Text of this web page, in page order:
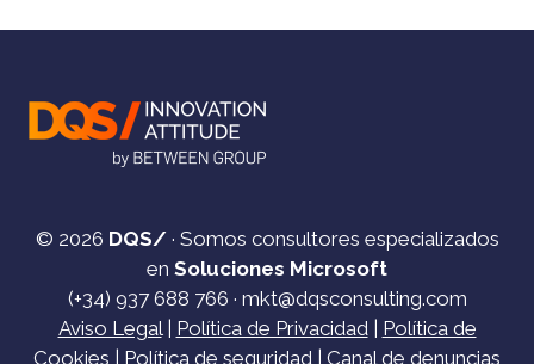
© 2026 DQS/· Somos consultores especializados
en Soluciones Microsoft
(+34) 937 688 766 · mkt@dqsconsulting.com
Aviso Legal| Política de Privacidad| Política de
Cookies
Política de seguridad Canal de denuncias